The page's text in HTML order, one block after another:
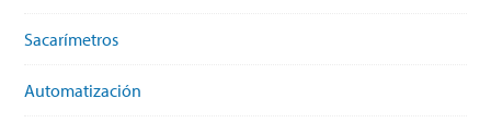
Sacarímetros
Automatización